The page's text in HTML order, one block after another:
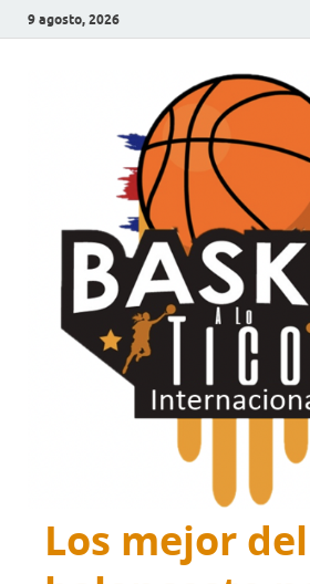
9 agosto, 2026
Los mejor del